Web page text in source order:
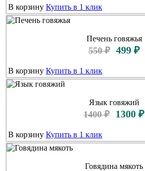
В корзину Купить в 1 клик
Печень говяжья
550 ₽ 499 ₽
В корзину Купить в 1 клик
Язык говяжий
1400 ₽ 1300 ₽
В корзину Купить в 1 клик
Говядина мякоть